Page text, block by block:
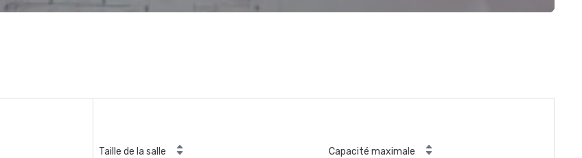
Taille de la salle Capacité maximale